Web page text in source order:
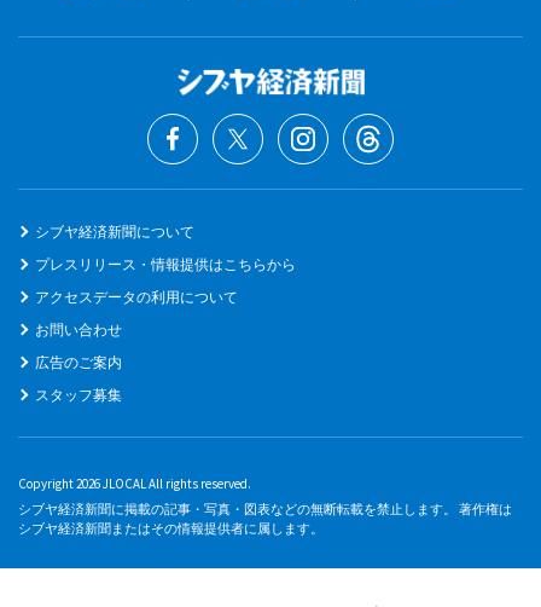
シブヤ経済新聞について
プレスリリース・情報提供はこちらから
アクセスデータの利用について
お問い合わせ
広告のご案内
スタッフ募集
Copyright 2026 JLOCAL All rights reserved.
シブヤ経済新聞に掲載の記事・写真・図表などの無断転載を禁止します。 著作権は
シブヤ経済新聞またはその情報提供者に属します。